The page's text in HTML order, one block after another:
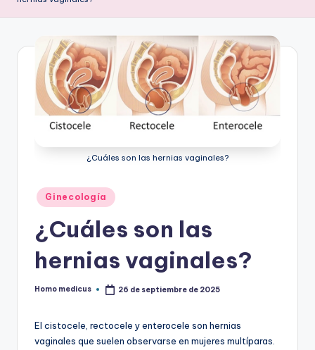
m
tips
¿Cuáles son las hernias vaginales?
Publicado
en
Ginecología
¿Cuáles son las
hernias vaginales?
Publicado
Homo medicus 26 de septiembre de 2025
El cistocele, rectocele y enterocele son hernias
vaginales que suelen observarse en mujeres multíparas.